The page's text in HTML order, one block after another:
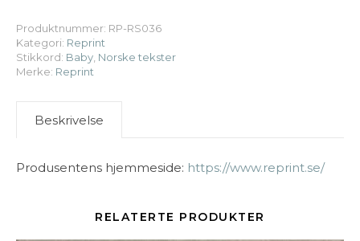
Produktnummer: RP-RS036
Kategori: Reprint
Stikkord: Baby Norske tekster
Merke: Reprint
Beskrivelse
Produsentens hjemmeside: https://www.reprint.se/
RELATERTE PRODUKTER